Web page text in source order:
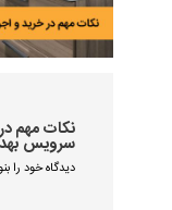
نکات مهم
سرویس
دیدگاه‌ خود را